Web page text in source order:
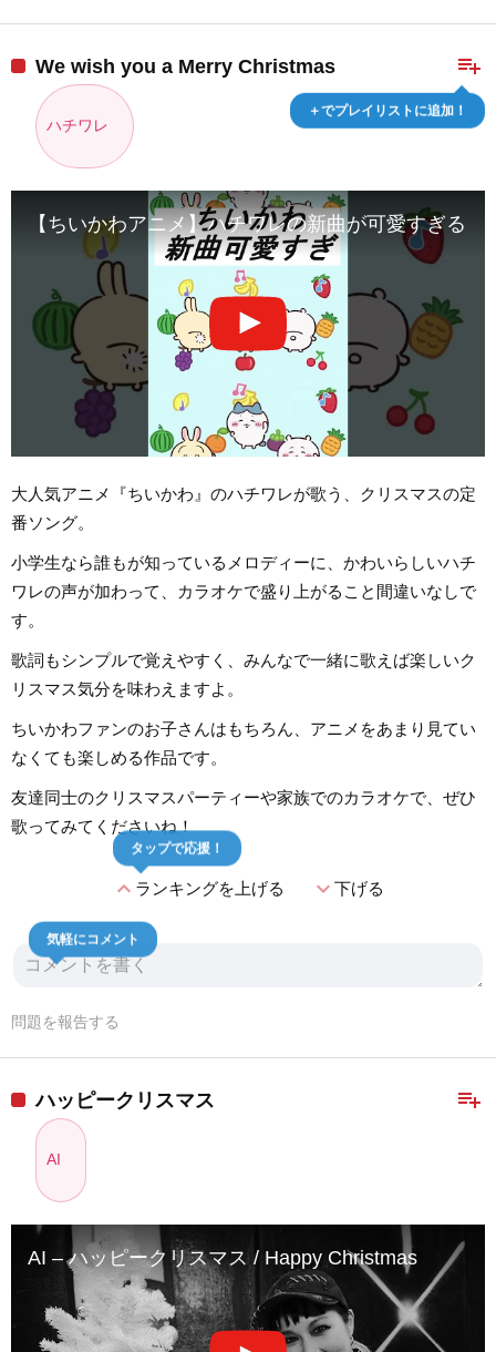
playlist_add
＋でプレイリストに追加！
We wish you a Merry Christmas
ハチワレ
【ちいかわアニメ】ハチワレの新曲が可愛すぎる
大人気アニメ『ちいかわ』のハチワレが歌う、クリスマスの定
番ソング。
小学生なら誰もが知っているメロディーに、かわいらしいハチ
ワレの声が加わって、カラオケで盛り上がること間違いなしで
す。
歌詞もシンプルで覚えやすく、みんなで一緒に歌えば楽しいク
リスマス気分を味わえますよ。
ちいかわファンのお子さんはもちろん、アニメをあまり見てい
なくても楽しめる作品です。
友達同士のクリスマスパーティーや家族でのカラオケで、ぜひ
歌ってみてくださいね！
expand_lessランキングを上げる
タップで応援！
expand_more下げる
気軽にコメント
問題を報告する
playlist_add
ハッピークリスマス
AI
AI – ハッピークリスマス / Happy Christmas